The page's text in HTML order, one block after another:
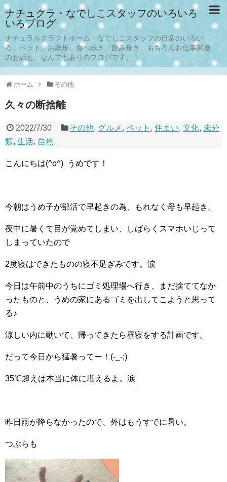
ナチュクラ・なでしこスタッフのいろいろ
いろブログ
ナチュラルクラフトホーム・なでしこスタッフの日常のいろい
ろ。ペット、お散歩、食べ歩き、飲み歩き、もちろんお仕事関連
のお話も。なんでもありのブログです。
ホーム その他
久々の断捨離
2022/7/30 その他, グルメ ,ペット ,住まい,文化, 未分
類, 生活, 自然
こんにちは(^o^) うめです！
今朝はうめ子が部活で早起きの為、もれなく母も早起き。
夜中に暑くて目が覚めてしまい、しばらくスマホいじって
しまっていたので
2度寝はできたものの寝不足ぎみです。涙
今日は午前中のうちにゴミ処理場へ行き、まだ捨ててなか
ったものと、うめの家にあるゴミを出してこようと思って
る♪
涼しい内に動いて、帰ってきたら昼寝をする計画です。
だって今日から猛暑ってー！(-_-;)
35℃超えは本当に体に堪えるよ。涙
昨日雨が降らなかったので、外はもうすでに暑い。
つぶらも